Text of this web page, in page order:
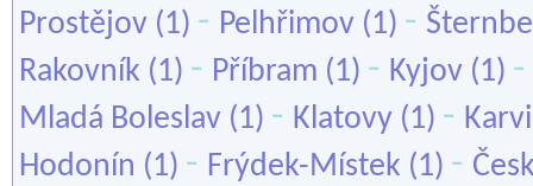
Prostějov (1) - Pelhřimov (1) -
Rakovník (1) - Příbram (1) - Kyjov (1) -
Mladá Boleslav (1) - Klatovy (1) -
Hodonín (1) - Frýdek-Místek (1) -